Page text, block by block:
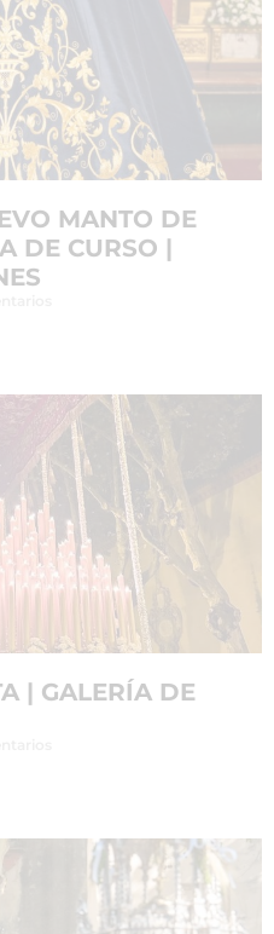
MANTO DE
DE CURSO |
| GALERÍA DE